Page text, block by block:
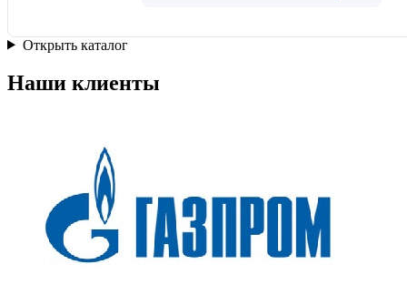
Открыть каталог
Наши клиенты